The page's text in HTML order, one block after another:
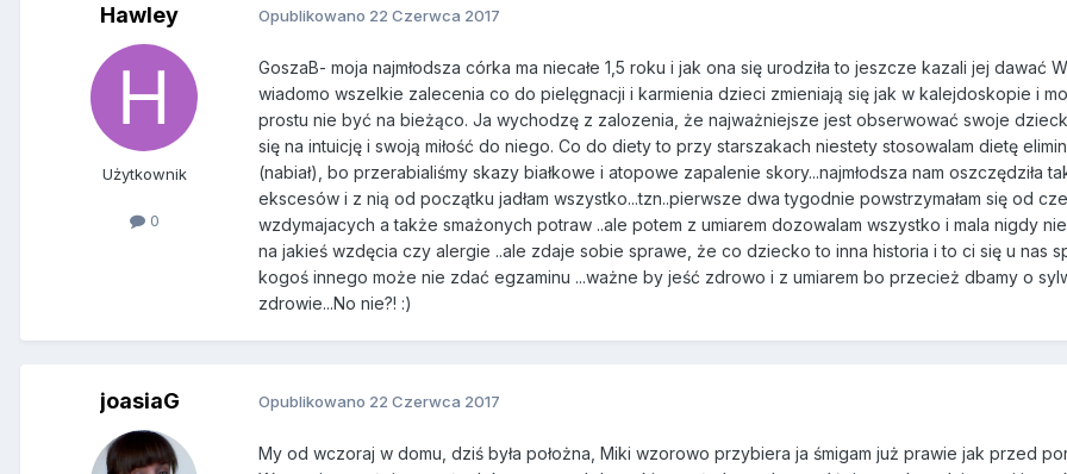
Hawley
Użytkownik
0
Opublikowano 22 Czerwca 2017
GoszaB- moja najmłodsza córka ma niecałe 1,5 roku i jak ona się urodziła to jeszcze kazali jej dawać
wiadomo wszelkie zalecenia co do pielęgnacji i karmienia dzieci zmieniają się jak w kalejdoskopie i
prostu nie być na bieżąco. Ja wychodzę z zalozenia, że najważniejsze jest obserwować swoje
się na intuicję i swoją miłość do niego. Co do diety to przy starszakach niestety stosowalam dietę
(nabiał), bo przerabialiśmy skazy białkowe i atopowe zapalenie skory...najmłodsza nam oszczędziła
ekscesów i z nią od początku jadłam wszystko...tzn..pierwsze dwa tygodnie powstrzymałam się od
wzdymajacych a także smażonych potraw ..ale potem z umiarem dozowalam wszystko i mala nigdy nie
na jakieś wzdęcia czy alergie ..ale zdaje sobie sprawe, że co dziecko to inna historia i to ci się u nas
kogoś innego może nie zdać egzaminu ...ważne by jeść zdrowo i z umiarem bo przecież dbamy o
zdrowie...No nie?! :)
joasiaG Opublikowano 22 Czerwca 2017
My od wczoraj w domu, dziś była położna, Miki wzorowo przybiera ja śmigam już prawie jak przed